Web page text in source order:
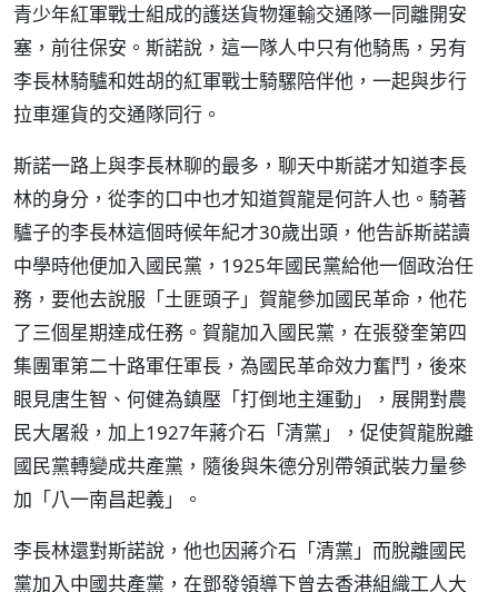
青少年紅軍戰士組成的護送貨物運輸交通隊一同離開安
塞，前往保安。斯諾說，這一隊人中只有他騎馬，另有
李長林騎驢和姓胡的紅軍戰士騎騾陪伴他，一起與步行
拉車運貨的交通隊同行。
斯諾一路上與李長林聊的最多，聊天中斯諾才知道李長
林的身分，從李的口中也才知道賀龍是何許人也。騎著
驢子的李長林這個時候年紀才30歲出頭，他告訴斯諾讀
中學時他便加入國民黨，1925年國民黨給他一個政治任
務，要他去說服「土匪頭子」賀龍參加國民革命，他花
了三個星期達成任務。賀龍加入國民黨，在張發奎第四
集團軍第二十路軍任軍長，為國民革命效力奮鬥，後來
眼見唐生智、何健為鎮壓「打倒地主運動」，展開對農
民大屠殺，加上1927年蔣介石「清黨」，促使賀龍脫離
國民黨轉變成共產黨，隨後與朱德分別帶領武裝力量參
加「八一南昌起義」。
李長林還對斯諾說，他也因蔣介石「清黨」而脫離國民
黨加入中國共產黨，在鄧發領導下曾去香港組織工人大